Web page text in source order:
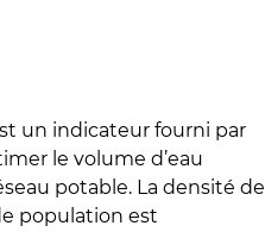
un indicateur fourni par
le volume d’eau
potable. La densité de
population est